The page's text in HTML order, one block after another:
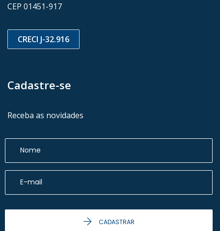
CEP 01451-917
CRECI J-32.916
Cadastre-se
Receba as novidades
CADASTRAR